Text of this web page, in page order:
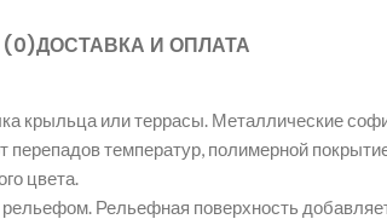
ДОСТАВКА И ОПЛАТА
крыльца или террасы. Металлические
температур, полимерной
цвета.
Рельефная поверхность